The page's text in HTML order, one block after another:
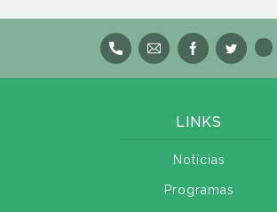
LINKS
Notícias
Programas